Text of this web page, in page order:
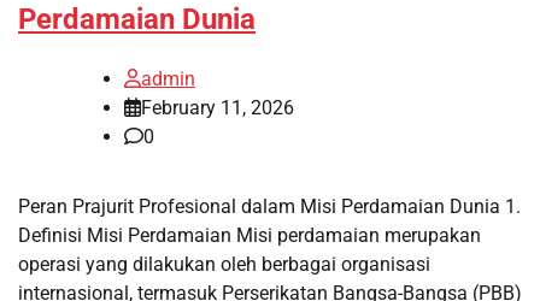
Perdamaian Dunia
admin
February 11, 2026
0
Peran Prajurit Profesional dalam Misi Perdamaian Dunia 1.
Definisi Misi Perdamaian Misi perdamaian merupakan
operasi yang dilakukan oleh berbagai organisasi
internasional, termasuk Perserikatan Bangsa-Bangsa (PBB)